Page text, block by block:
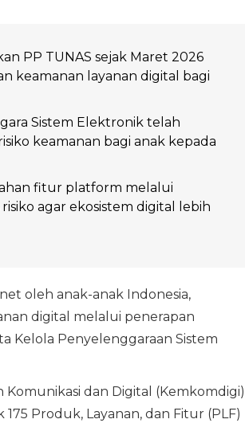
PP TUNAS sejak Maret 2026
keamanan layanan digital bagi
Sistem Elektronik telah
keamanan bagi anak kepada
fitur platform melalui
agar ekosistem digital lebih
oleh anak-anak Indonesia,
digital melalui penerapan
Kelola Penyelenggaraan Sistem
dan Digital (Kemkomdigi)
Produk, Layanan, dan Fitur (PLF)